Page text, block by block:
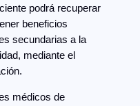
podrá recuperar
beneficios
secundarias a la
mediante el
médicos de